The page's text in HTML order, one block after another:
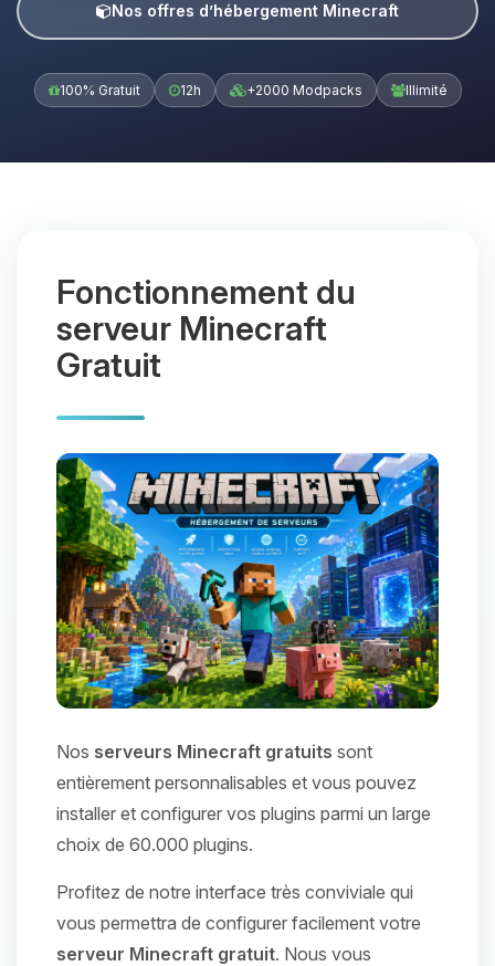
Nos offres d’hébergement Minecraft
100% Gratuit 12h +2000 Modpacks Illimité
Fonctionnement du
serveur Minecraft
Gratuit
Nos serveurs Minecraft gratuits sont
entièrement personnalisables et vous pouvez
installer et configurer vos plugins parmi un large
choix de 60.000 plugins.
Profitez de notre interface très conviviale qui
vous permettra de configurer facilement votre
serveur Minecraft gratuit. Nous vous